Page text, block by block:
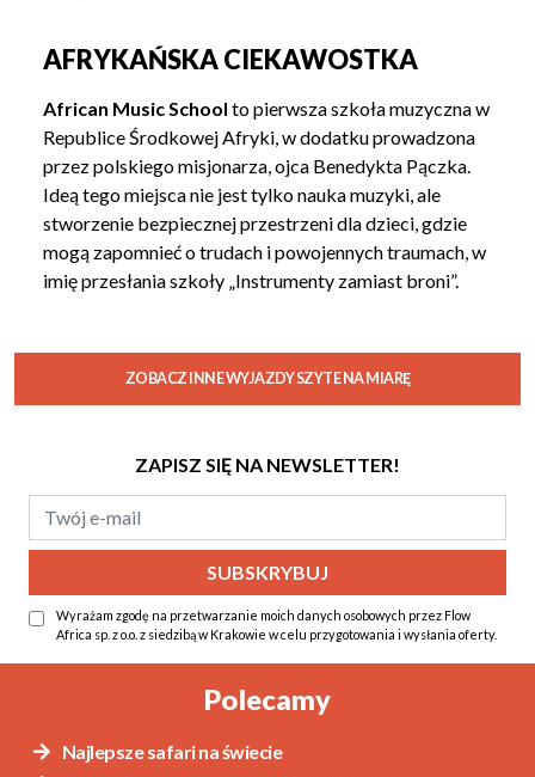
AFRYKAŃSKA CIEKAWOSTKA
African Music School to pierwsza szkoła muzyczna w
Republice Środkowej Afryki, w dodatku prowadzona
przez polskiego misjonarza, ojca Benedykta Pączka.
Ideą tego miejsca nie jest tylko nauka muzyki, ale
stworzenie bezpiecznej przestrzeni dla dzieci, gdzie
mogą zapomnieć o trudach i powojennych traumach, w
imię przesłania szkoły „Instrumenty zamiast broni”.
ZOBACZ INNE WYJAZDY SZYTE NA MIARĘ
ZAPISZ SIĘ NA NEWSLETTER!
Wyrażam zgodę na przetwarzanie moich danych osobowych przez Flow
Africa sp. z o.o. z siedzibą w Krakowie w celu przygotowania i wysłania oferty.
Alternative:
Polecamy
Najlepsze safari na świecie